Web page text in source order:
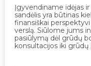
Įgyvendiname idėjas
sandėlis yra būtinas
finansiškai
verslą. Siūlome jums
pasiūlymą dėl grūdų
konsultacijos iki